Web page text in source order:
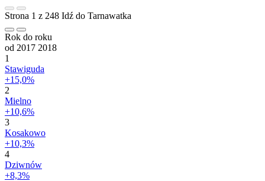
Strona 1 z 248 Idź do Tarnawatka
Rok do roku
od 2017 2018
1
Stawiguda
+15,0%
2
Mielno
+10,6%
3
Kosakowo
+10,3%
4
Dziwnów
+8,3%